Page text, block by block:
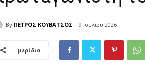
By ΠΕΤΡΟΣ ΚΟΥΒΑΤΣΟΣ 9 Ιουλίου 2026
μερίδιο